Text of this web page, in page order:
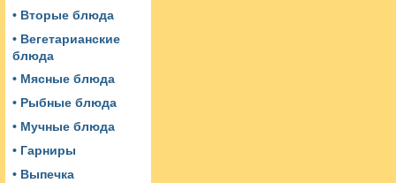
• Вторые блюда
• Вегетарианские
блюда
• Мясные блюда
• Рыбные блюда
• Мучные блюда
• Гарниры
• Выпечка